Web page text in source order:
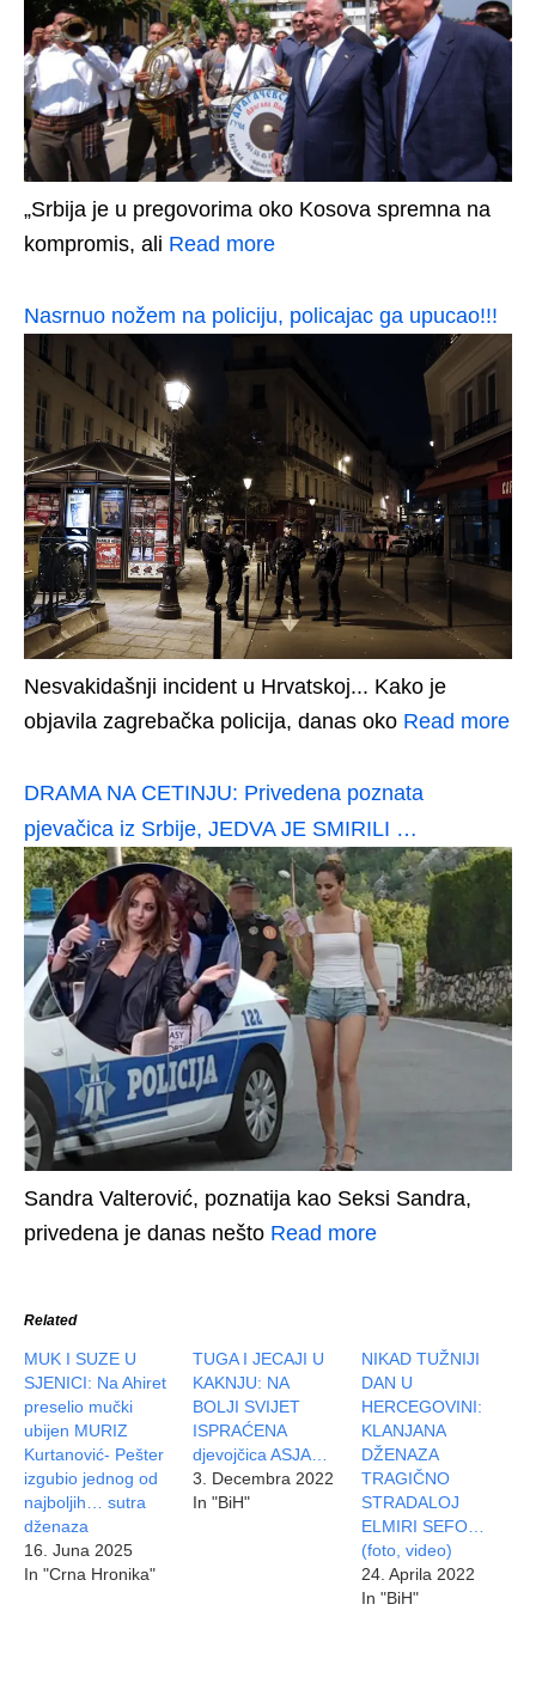
„Srbija je u pregovorima oko Kosova spremna na
kompromis, ali Read more
Nasrnuo nožem na policiju, policajac ga upucao!!!
Nesvakidašnji incident u Hrvatskoj... Kako je
objavila zagrebačka policija, danas oko Read more
DRAMA NA CETINJU: Privedena poznata
pjevačica iz Srbije, JEDVA JE SMIRILI …
Sandra Valterović, poznatija kao Seksi Sandra,
privedena je danas nešto Read more
Related
MUK I SUZE U
SJENICI: Na Ahiret
preselio mučki
ubijen MURIZ
Kurtanović- Pešter
izgubio jednog od
najboljih… sutra
dženaza
16. Juna 2025
In "Crna Hronika"
TUGA I JECAJI U
KAKNJU: NA
BOLJI SVIJET
ISPRAĆENA
djevojčica ASJA…
3. Decembra 2022
In "BiH"
NIKAD TUŽNIJI
DAN U
HERCEGOVINI:
KLANJANA
DŽENAZA
TRAGIČNO
STRADALOJ
ELMIRI SEFO…
(foto, video)
24. Aprila 2022
In "BiH"